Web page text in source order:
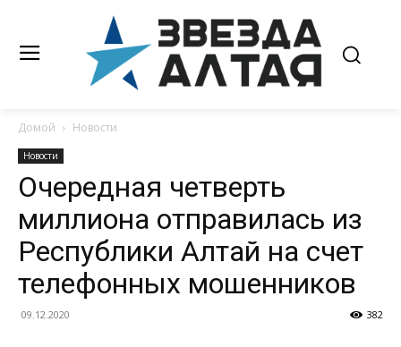
Домой Новости
Новости
Очередная четверть
миллиона отправилась из
Республики Алтай на счет
телефонных мошенников
09.12.2020 382